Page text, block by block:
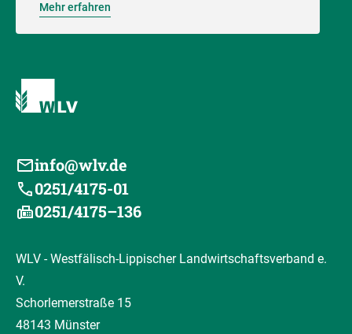
Mehr erfahren
info@wlv.de
0251/4175-01
0251/4175–136
WLV - Westfälisch-Lippischer Landwirtschaftsverband e.
V.
Schorlemerstraße 15
48143 Münster